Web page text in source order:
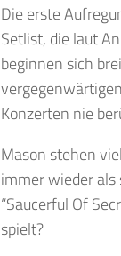
Die erste
Setlist, die laut
beginnen sich
Konzerten nie
Mason stehen
immer wieder
“Saucerful Of
spielt?